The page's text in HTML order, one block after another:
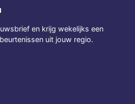
en krijg wekelijks een
uit jouw regio.